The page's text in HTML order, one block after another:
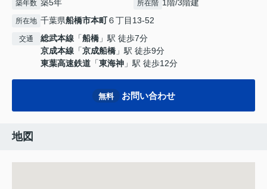
築年数 築5年 所在階 1階/3階建
所在地 千葉県船橋市本町６丁目13-52
交通 総武本線 「船橋 」駅 徒歩7分
京成本線 「京成船橋 」駅 徒歩9分
東葉高速鉄道 「東海神 」駅 徒歩12分
無料 お問い合わせ
地図